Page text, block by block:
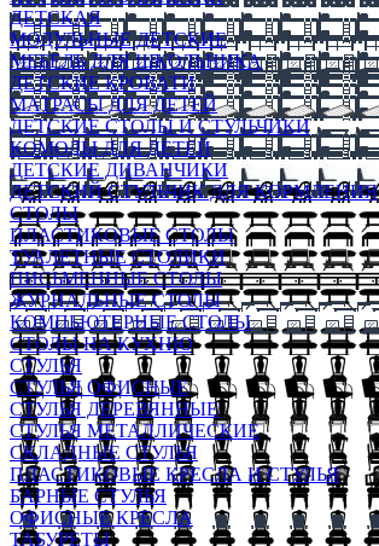
ДЕТСКАЯ
МОДУЛЬНЫЕ ДЕТСКИЕ
МЕБЕЛЬ ДЛЯ ШКОЛЬНИКА
ДЕТСКИЕ КРОВАТИ
МАТРАСЫ ДЛЯ ДЕТЕЙ
ДЕТСКИЕ СТОЛЫ И СТУЛЬЧИКИ
КОМОДЫ ДЛЯ ДЕТЕЙ
ДЕТСКИЕ ДИВАНЧИКИ
ДЕТСКИЙ СТУЛЬЧИК ДЛЯ КОРМЛЕНИЯ
СТОЛЫ
ПЛАСТИКОВЫЕ СТОЛЫ
ТУАЛЕТНЫЕ СТОЛИКИ
ПИСЬМЕННЫЕ СТОЛЫ
ЖУРНАЛЬНЫЕ СТОЛЫ
КОМПЬЮТЕРНЫЕ СТОЛЫ
СТОЛЫ НА КУХНЮ
СТУЛЬЯ
СТУЛЬЯ ОФИСНЫЕ
СТУЛЬЯ ДЕРЕВЯННЫЕ
СТУЛЬЯ МЕТАЛЛИЧЕСКИЕ
СКЛАДНЫЕ СТУЛЬЯ
ПЛАСТИКОВЫЕ КРЕСЛА И СТУЛЬЯ
БАРНЫЕ СТУЛЬЯ
ОФИСНЫЕ КРЕСЛА
ТАБУРЕТЫ